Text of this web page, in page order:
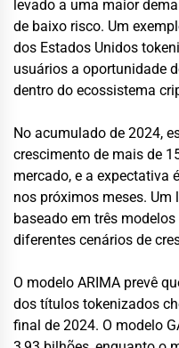
levado a uma maior
de baixo risco. Um
dos Estados Unidos
usuários a oportunidade
dentro do ecossistema
No acumulado de 2024,
crescimento de mais de
mercado, e a expectativa
nos próximos meses. Um
baseado em três
diferentes cenários de
O modelo ARIMA prevê
dos títulos tokenizados
final de 2024. O modelo